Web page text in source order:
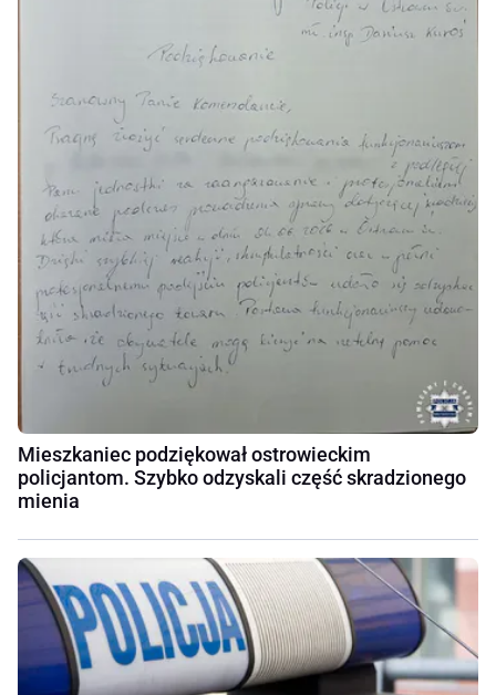
Mieszkaniec podziękował ostrowieckim
policjantom. Szybko odzyskali część skradzionego
mienia